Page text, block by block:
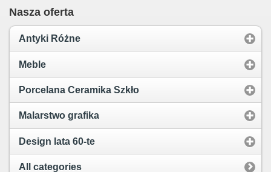
Nasza oferta
Antyki Różne
Meble
Porcelana Ceramika Szkło
Malarstwo grafika
Design lata 60-te
All categories